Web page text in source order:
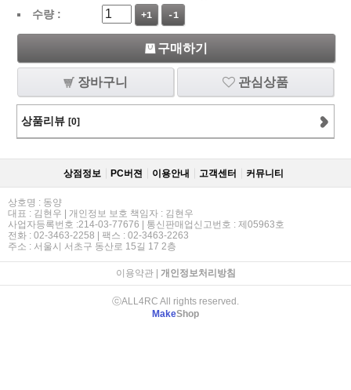
수량 :
+1 -1
구매하기
장바구니 관심상품
상품리뷰 [0]
상점정보 PC버젼 이용안내 고객센터 커뮤니티
상호명 : 동양
대표 : 김현우 | 개인정보 보호 책임자 : 김현우
사업자등록번호 :214-03-77676 | 통신판매업신고번호 : 제05963호
전화 : 02-3463-2258 | 팩스 : 02-3463-2263
주소 : 서울시 서초구 동산로 15길 17 2층
이용약관| 개인정보처리방침
ⓒALL4RC All rights reserved.
MakeShop